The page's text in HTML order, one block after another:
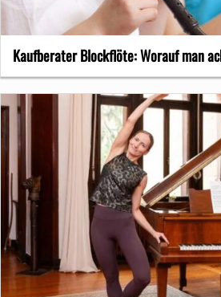
Kaufberater Blockflöte: Worauf man